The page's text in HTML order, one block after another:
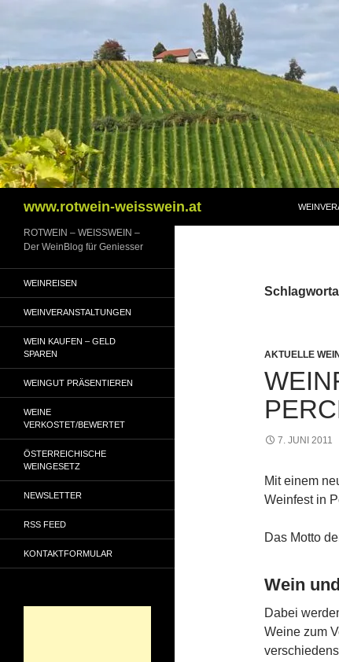
www.rotwein-weisswein.at
AKTUELLE
7. JUNI 2011
Mit einem
Weinfest in
Das Motto
Wein
Dabei
Weine zum
ROTWEIN – WEISSWEIN –
Der WeinBlog für Geniesser
WEINREISEN
WEINVERANSTALTUNGEN
WEIN KAUFEN – GELD
SPAREN
WEINGUT PRÄSENTIEREN
WEINE
VERKOSTET/BEWERTET
ÖSTERREICHISCHE
WEINGESETZ
NEWSLETTER
RSS FEED
KONTAKTFORMULAR